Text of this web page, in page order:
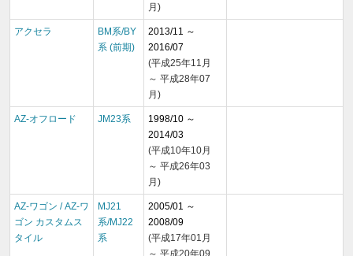
月)
アクセラ
BM系/BY
系 (前期)
2013/11 ～
2016/07
(平成25年11月
～ 平成28年07
月)
AZ-オフロード JM23系
1998/10 ～
2014/03
(平成10年10月
～ 平成26年03
月)
AZ-ワゴン / AZ-ワ
ゴン カスタムス
タイル
MJ21
系/MJ22
系
2005/01 ～
2008/09
(平成17年01月
～ 平成20年09